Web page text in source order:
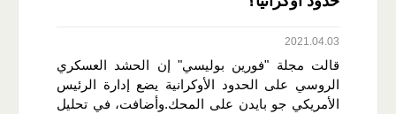
2021.04.03
قالت مجلة "فورين بوليسي" إن الحشد العسكري
الروسي على الحدود الأوكرانية يضع إدارة الرئيس
الأمريكي جو بايدن على المحك.وأضافت، في تحليل